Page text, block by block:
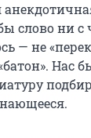
слово ни с
— не
Нас